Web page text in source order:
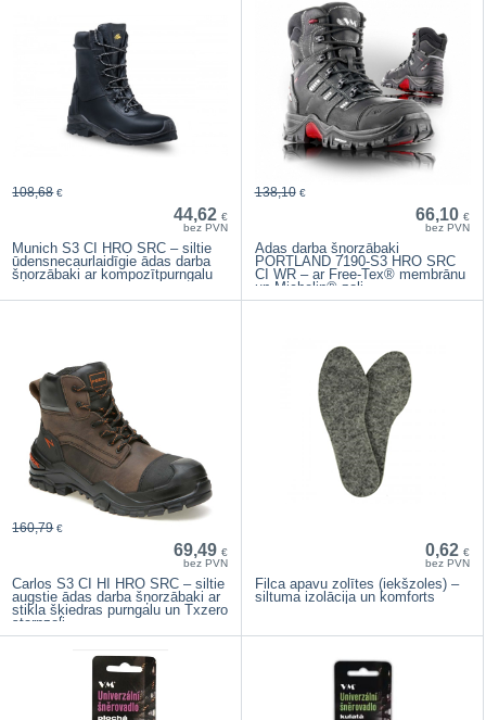
44,62 €
bez PVN
108,68 €
Munich S3 CI HRO SRC – siltie
ūdensnecaurlaidīgie ādas darba
šņorzābaki ar kompozītpurngalu
66,10 €
bez PVN
138,10 €
Ādas darba šņorzābaki
PORTLAND 7190-S3 HRO SRC
CI WR – ar Free-Tex® membrānu
un Michelin® zoli
69,49 €
bez PVN
160,79 €
Carlos S3 CI HI HRO SRC – siltie
augstie ādas darba šņorzābaki ar
stikla šķiedras purngalu un Txzero
starpzoli
0,62 €
bez PVN
Filca apavu zolītes (iekšzoles) –
siltuma izolācija un komforts